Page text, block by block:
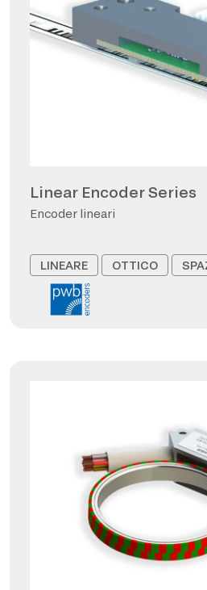
Linear Encoder Series
Encoder lineari
LINEARE OTTICO